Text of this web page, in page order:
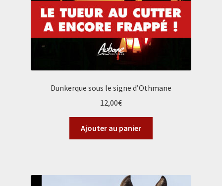
Dunkerque sous le signe d’Othmane
12,00€
Ajouter au panier